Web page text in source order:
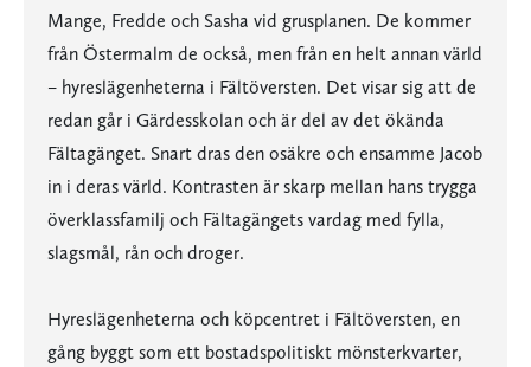
Mange, Fredde och Sasha vid grusplanen. De kommer
från Östermalm de också, men från en helt annan värld
– hyreslägenheterna i Fältöversten. Det visar sig att de
redan går i Gärdesskolan och är del av det ökända
Fältagänget. Snart dras den osäkre och ensamme Jacob
in i deras värld. Kontrasten är skarp mellan hans trygga
överklassfamilj och Fältagängets vardag med fylla,
slagsmål, rån och droger.
Hyreslägenheterna och köpcentret i Fältöversten, en
gång byggt som ett bostadspolitiskt mönsterkvarter,